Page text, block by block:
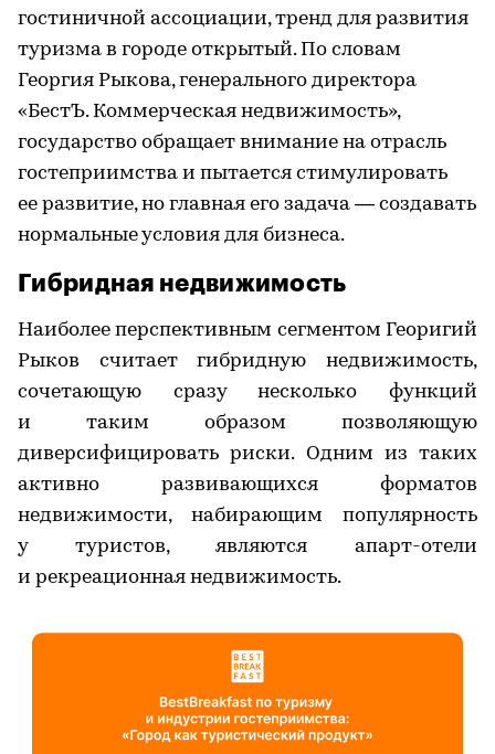
гостиничной ассоциации, тренд для развития
туризма в городе открытый. По словам
Георгия Рыкова, генерального директора
«БестЪ. Коммерческая недвижимость»,
государство обращает внимание на отрасль
гостеприимства и пытается стимулировать
ее развитие, но главная его задача — создавать
нормальные условия для бизнеса.
Гибридная недвижимость
Наиболее перспективным сегментом Георигий
Рыков считает гибридную недвижимость,
сочетающую сразу несколько функций
и таким образом позволяющую
диверсифицировать риски. Одним из таких
активно развивающихся форматов
недвижимости, набирающим популярность
у туристов, являются апарт-отели
и рекреационная недвижимость.